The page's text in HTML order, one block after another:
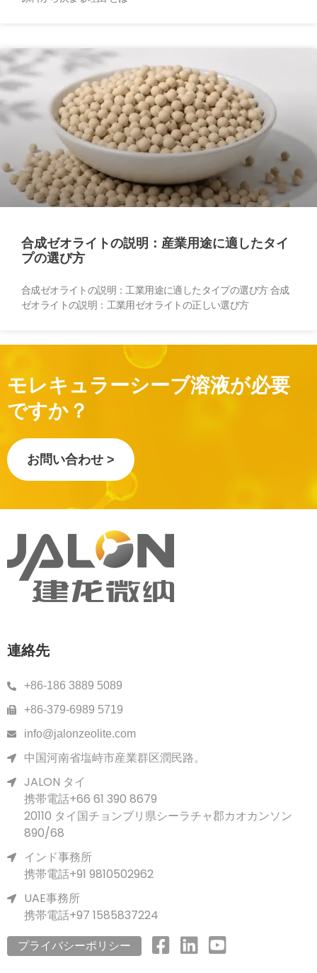
合成ゼオライトの説明：産業用途に適したタイ
プの選び方
合成ゼオライトの説明：工業用途に適したタイプの選び方 合成
ゼオライトの説明：工業用ゼオライトの正しい選び方
モレキュラーシーブ溶液が必要
ですか？
お問い合わせ >
連絡先
+86-186 3889 5089
+86-379-6989 5719
info@jalonzeolite.com
中国河南省塩峙市産業群区潤民路。
JALON タイ
携帯電話+66 61 390 8679
20110 タイ国チョンブリ県シーラチャ郡カオカンソン
890/68
インド事務所
携帯電話+91 9810502962
UAE事務所
携帯電話+97 1585837224
プライバシーポリシー